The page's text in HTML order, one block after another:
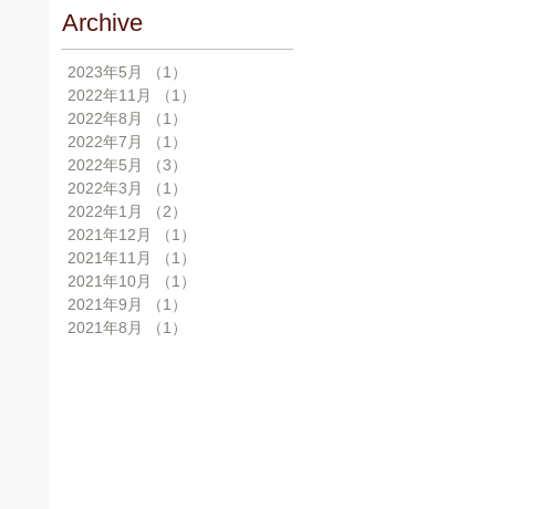
Archive
2023年5月 （1）
2022年11月
（1）
2022年8月
（1）
2022年7月
（1）
2022年5月
（3）
2022年3月
（1）
2022年1月
（2）
2021年12月
（1）
2021年11月
（1）
2021年10月
（1）
2021年9月
（1）
2021年8月
（1）